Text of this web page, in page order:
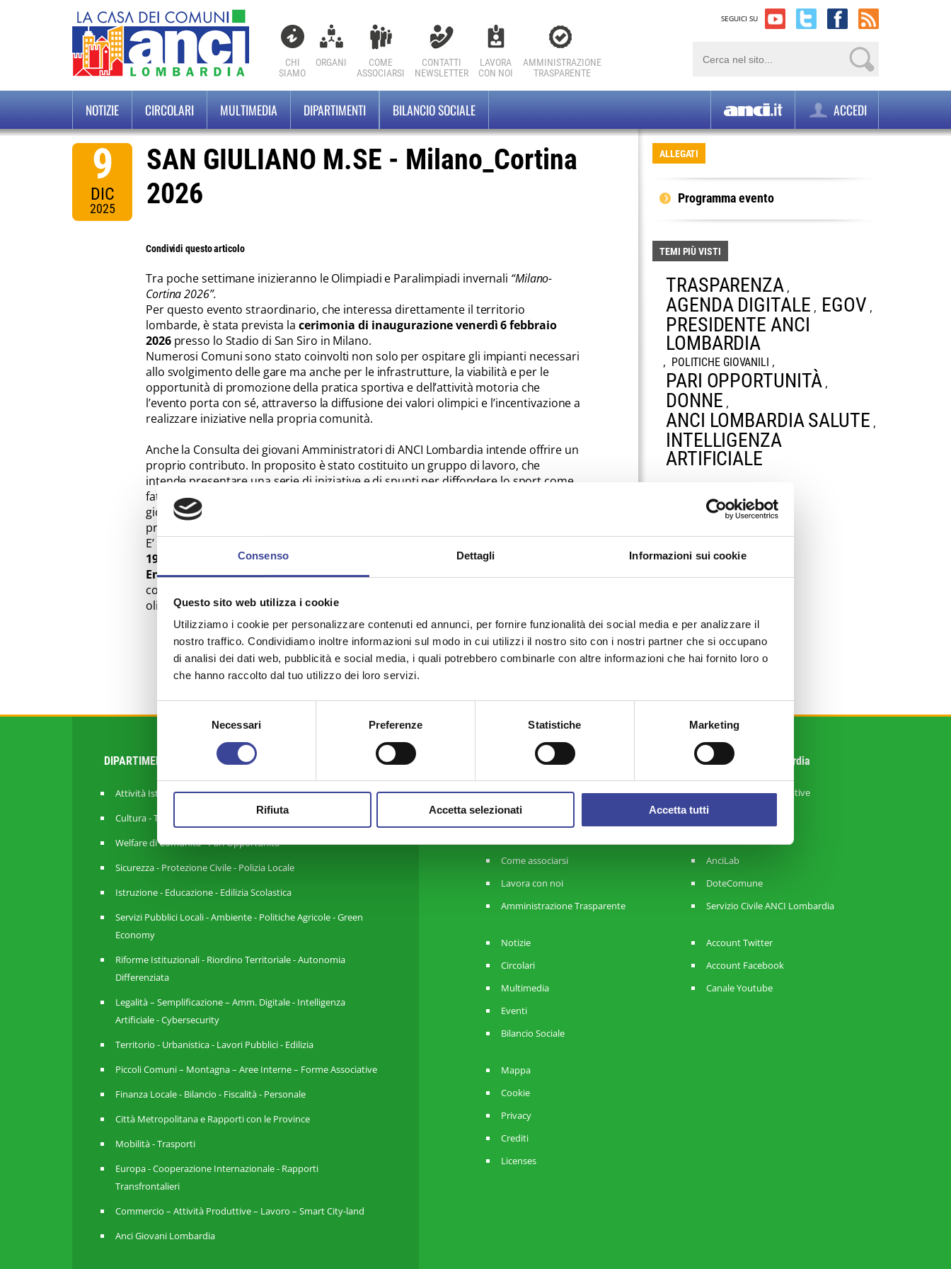
Consenso Dettagli Informazioni sui cookie
Questo sito web utilizza i cookie
Utilizziamo i cookie per personalizzare contenuti ed annunci, per fornire funzionalità dei social media e per analizzare il
nostro traffico. Condividiamo inoltre informazioni sul modo in cui utilizzi il nostro sito con i nostri partner che si occupano
di analisi dei dati web, pubblicità e social media, i quali potrebbero combinarle con altre informazioni che hai fornito loro o
che hanno raccolto dal tuo utilizzo dei loro servizi.
Necessari Preferenze Statistiche Marketing
Rifiuta Accetta selezionati Accetta tutti
CHI
SIAMO
ORGANI
COME
ASSOCIARSI
CONTATTI
NEWSLETTER
LAVORA
CON NOI
AMMINISTRAZIONE
TRASPARENTE
SEGUICI SU
NOTIZIE CIRCOLARI MULTIMEDIA DIPARTIMENTI BILANCIO SOCIALE ACCEDI
9
DIC
2025
SAN GIULIANO M.SE - Milano_Cortina
2026
Condividi questo articolo
Tra poche settimane inizieranno le Olimpiadi e Paralimpiadi invernali “Milano-
Cortina 2026”.
Per questo evento straordinario, che interessa direttamente il territorio
lombarde, è stata prevista la cerimonia di inaugurazione venerdì 6 febbraio
2026presso lo Stadio di San Siro in Milano.
Numerosi Comuni sono stato coinvolti non solo per ospitare gli impianti necessari
allo svolgimento delle gare ma anche per le infrastrutture, la viabilità e per le
opportunità di promozione della pratica sportiva e dell’attività motoria che
l’evento porta con sé, attraverso la diffusione dei valori olimpici e l’incentivazione a
realizzare iniziative nella propria comunità.
Anche la Consulta dei giovani Amministratori di ANCI Lombardia intende offrire un
proprio contributo. In proposito è stato costituito un gruppo di lavoro, che
intende presentare una serie di iniziative e di spunti per diffondere lo sport come
fattore di benessere psicofisico e di socializzazione, confrontandosi con altri
giovani Amministratori lombardi e promuovendo un positivo scambio di idee e
proposte.
E’ stato infatti organizzato un convegno per
19.30
presso la Sala Consiliare Municipio di SAN GIULIANO MILANESE (MI)
Enrico De Nicola, 2durante il quale interverranno Amministratori locali, i
componenti della Consulta e alcuni autorevoli ospiti legati al mondo dello sport
olimpico e paralimpico.
ALLEGATI
Programma evento
TEMI PIÙ VISTI
TRASPARENZA ,
AGENDA DIGITALE , EGOV ,
PRESIDENTE ANCI
LOMBARDIA
, POLITICHE GIOVANILI ,
PARI OPPORTUNITÀ ,
DONNE ,
ANCI LOMBARDIA SALUTE ,
INTELLIGENZA
ARTIFICIALE
DIPARTIMENTI
Attività Istituzionale ANCI Lombardia
Cultura - Turismo - Sport - Politiche Giovanili
Welfare di Comunità - Pari Opportunità
Sicurezza - Protezione Civile - Polizia Locale
Istruzione - Educazione - Edilizia Scolastica
Servizi Pubblici Locali - Ambiente - Politiche Agricole - Green
Economy
Riforme Istituzionali - Riordino Territoriale - Autonomia
Differenziata
Legalità – Semplificazione – Amm. Digitale - Intelligenza
Artificiale - Cybersecurity
Territorio - Urbanistica - Lavori Pubblici - Edilizia
Piccoli Comuni – Montagna – Aree Interne – Forme Associative
Finanza Locale - Bilancio - Fiscalità - Personale
Città Metropolitana e Rapporti con le Province
Mobilità - Trasporti
Europa - Cooperazione Internazionale - Rapporti
Transfrontalieri
Commercio – Attività Produttive – Lavoro – Smart City-land
Anci Giovani Lombardia
ANCI Lombardia
Chi Siamo
Organi
Come associarsi
Lavora con noi
Amministrazione Trasparente
Notizie
Circolari
Multimedia
Eventi
Bilancio Sociale
Mappa
Cookie
Privacy
Crediti
Licenses
Sistema ANCI Lombardia
Strategie Amministrative
RisorseComuni
AnciLab
DoteComune
Servizio Civile ANCI Lombardia
Account Twitter
Account Facebook
Canale Youtube